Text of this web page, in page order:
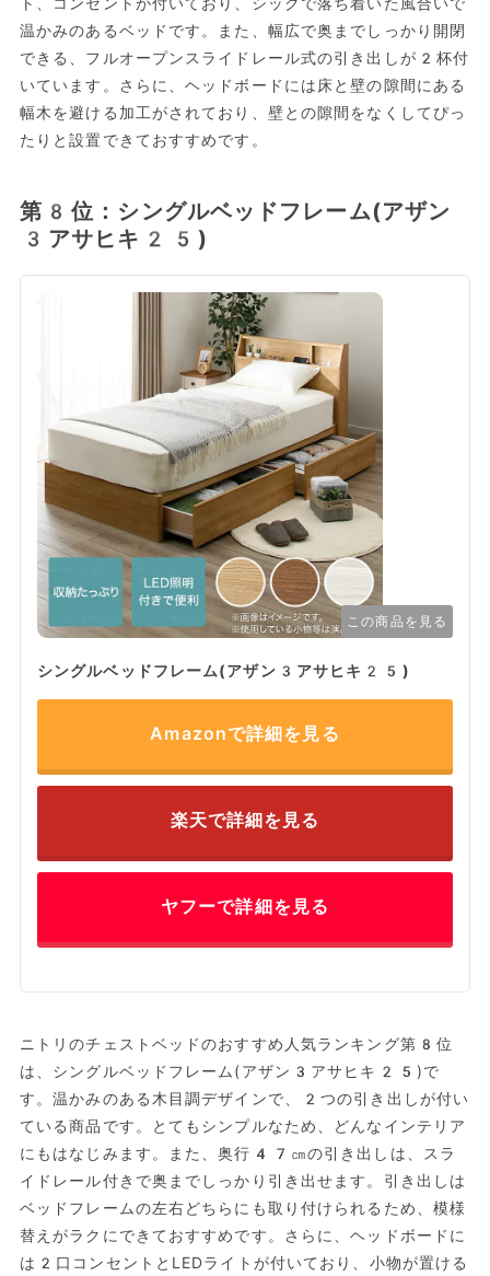
ト、コンセントが付いており、シックで落ち着いた風合いで
温かみのあるベッドです。また、幅広で奥までしっかり開閉
できる、フルオープンスライドレール式の引き出しが2杯付
いています。さらに、ヘッドボードには床と壁の隙間にある
幅木を避ける加工がされており、壁との隙間をなくしてぴっ
たりと設置できておすすめです。
第8位：シングルベッドフレーム(アザン
3アサヒキ25)
この商品を見る
シングルベッドフレーム(アザン3アサヒキ25)
Amazonで詳細を見る
楽天で詳細を見る
ヤフーで詳細を見る
ニトリのチェストベッドのおすすめ人気ランキング第8位
は、シングルベッドフレーム(アザン3アサヒキ25)で
す。温かみのある木目調デザインで、2つの引き出しが付い
ている商品です。とてもシンプルなため、どんなインテリア
にもはなじみます。また、奥行47㎝の引き出しは、スラ
イドレール付きで奥までしっかり引き出せます。引き出しは
ベッドフレームの左右どちらにも取り付けられるため、模様
替えがラクにできておすすめです。さらに、ヘッドボードに
は2口コンセントとLEDライトが付いており、小物が置ける